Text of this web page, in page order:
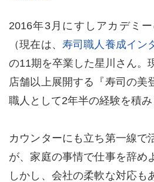
2016年3月にすしアカデミ
（現在は、 寿司職人養成イン
の11期を卒業した星川さん。
店舗以上展開する『寿司の美
職人として2年半の経験を積み
カウンターにも立ち第一線で
が、家庭の事情で仕事を辞め
しかし、会社の柔軟な対応も